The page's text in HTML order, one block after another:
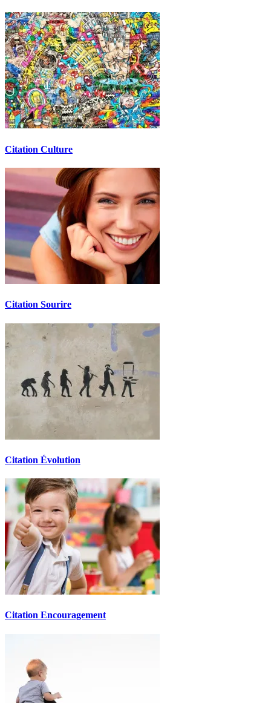
Citation Culture
Citation Sourire
Citation Évolution
Citation Encouragement